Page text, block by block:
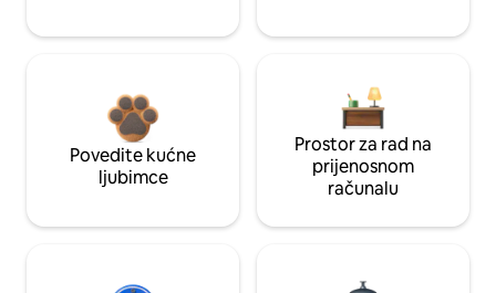
Povedite kućne
ljubimce
Prostor za rad na
prijenosnom
računalu